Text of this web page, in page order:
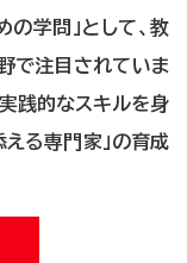
学問」として、教
で注目されていま
践的なスキルを身
える専門家」の育成